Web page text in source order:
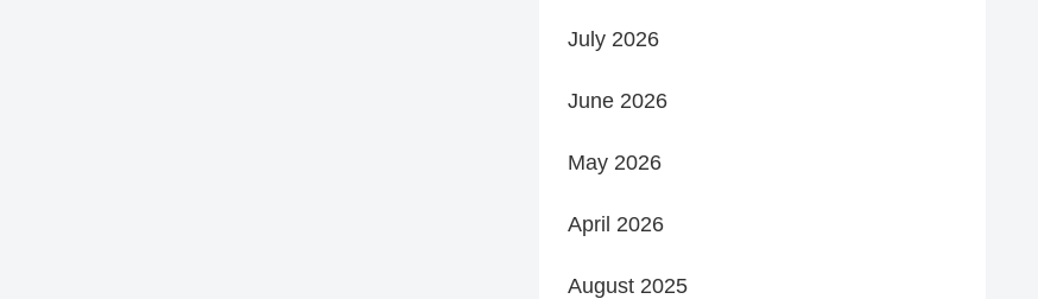
July 2026
June 2026
May 2026
April 2026
August 2025